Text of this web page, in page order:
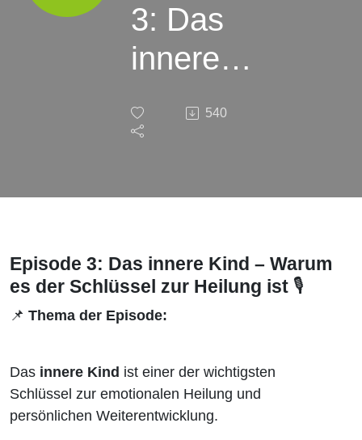
3: Das
innere
Warum
zur
Heilung
ist 🎙️
540
Episode 3: Das innere Kind – Warum
es der Schlüssel zur Heilung ist 🎙️
📌 Thema der Episode:
Das innere Kind ist einer der wichtigsten
Schlüssel zur emotionalen Heilung und
persönlichen Weiterentwicklung.